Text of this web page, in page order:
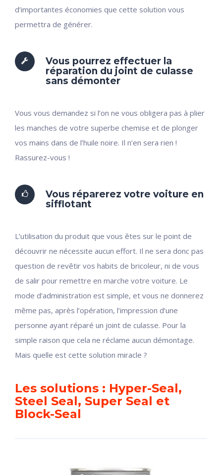
d’importantes économies que cette solution vous
permettra de générer.
Vous pourrez effectuer la
réparation du joint de culasse
sans démonter
Vous vous demandez si l’on ne vous obligera pas à plier
les manches de votre superbe chemise et de plonger
vos mains dans de l’huile noire. Il n’en sera rien !
Rassurez-vous !
Vous réparerez votre voiture en
sifflotant
L’utilisation du produit que vous êtes sur le point de
découvrir ne nécessite aucun effort. Il ne sera donc pas
question de revêtir vos habits de bricoleur, ni de vous
de salir pour remettre en marche votre voiture. Le
mode d’administration est simple, et vous ne donnerez
même pas, après l’opération, l’impression d’une
personne ayant réparé un joint de culasse. Pour la
simple raison que cela ne réclame aucun démontage.
Mais quelle est cette solution miracle ?
Les solutions : Hyper-Seal,
Steel Seal, Super Seal et
Block-Seal